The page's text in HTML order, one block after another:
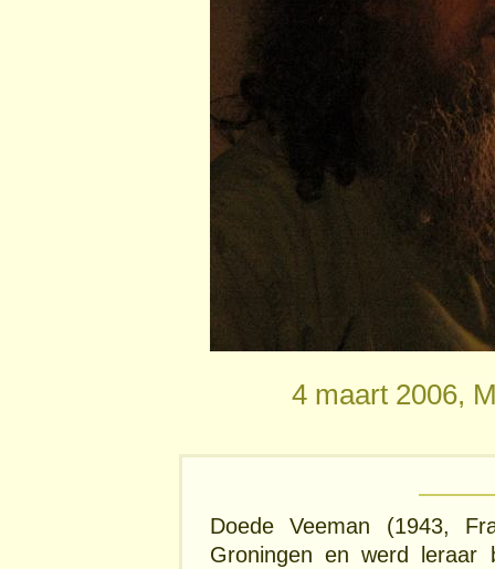
4 maart 2006,
Doede Veeman (1943,
Groningen en werd leraar